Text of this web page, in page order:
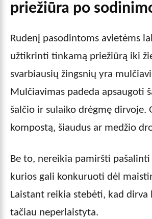
priežiūra po
Rudenį pasodintoms avietėms
užtikrinti tinkamą priežiūrą iki
svarbiausių žingsnių yra
Mulčiavimas padeda apsaugoti
šalčio ir sulaiko drėgmę dirvoje.
kompostą, šiaudus ar medžio
Be to, nereikia pamiršti pašalinti
kurios gali konkuruoti dėl
Laistant reikia stebėti, kad dirva
tačiau neperlaistyta.